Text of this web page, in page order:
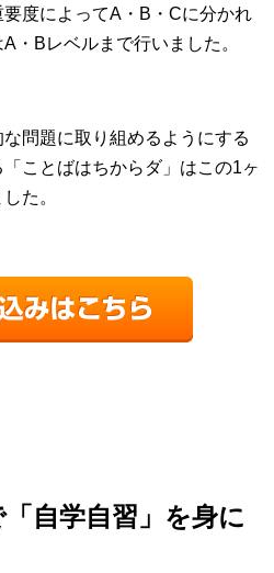
度によってA・B・Cに分かれ
・Bレベルまで行いました。
問題に取り組めるようにする
ことばはちからダ」はこの1ヶ
た。
自学自習」を身に